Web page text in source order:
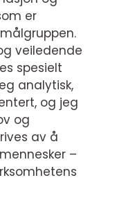
er
veiledende
spesielt
analytisk,
og jeg
og
av å
–